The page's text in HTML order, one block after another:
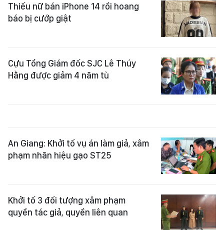
Thiếu nữ bán iPhone 14 rồi hoang
báo bị cướp giật
Cựu Tổng Giám đốc SJC Lê Thúy
Hằng được giảm 4 năm tù
An Giang: Khởi tố vụ án làm giả, xâm
phạm nhãn hiệu gạo ST25
Khởi tố 3 đối tượng xâm phạm
quyền tác giả, quyền liên quan